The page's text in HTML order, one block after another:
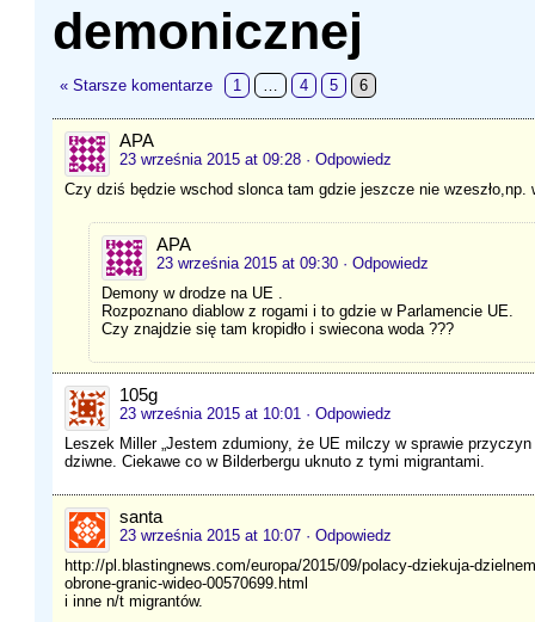
demonicznej
« Starsze komentarze 1 … 4 5 6
APA
23 września 2015 at 09:28 · Odpowiedz
Czy dziś będzie wschod slonca tam gdzie jeszcze nie wzeszło,np.
APA
23 września 2015 at 09:30 · Odpowiedz
Demony w drodze na UE .
Rozpoznano diablow z rogami i to gdzie w Parlamencie UE.
Czy znajdzie się tam kropidło i swiecona woda ???
105g
23 września 2015 at 10:01 · Odpowiedz
Leszek Miller „Jestem zdumiony, że UE milczy w sprawie
dziwne. Ciekawe co w Bilderbergu uknuto z tymi migrantami.
santa
23 września 2015 at 10:07 · Odpowiedz
http://pl.blastingnews.com/europa/2015/09/polacy-dziekuja-
obrone-granic-wideo-00570699.html
i inne n/t migrantów.